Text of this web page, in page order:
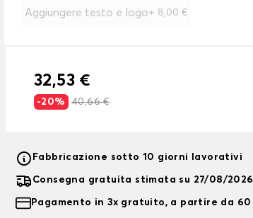
Aggiungere testo e logo+ 8,00 €
32,53 €
-20% 40,66 €
Fabbricazione sotto 10 giorni lavorativi
Consegna gratuita stimata su 27/08/2026
Pagamento in 3x gratuito, a partire da